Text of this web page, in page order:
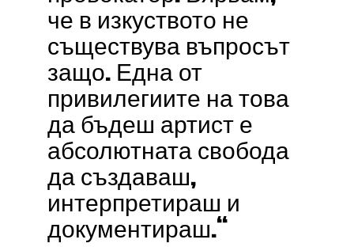
че в изкуството не
съществува въпросът
защо. Една от
привилегиите на това
да бъдеш артист е
абсолютната свобода
да създаваш,
интерпретираш и
документираш.“